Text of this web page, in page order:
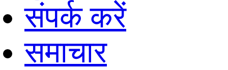
संपर्क करें
समाचार